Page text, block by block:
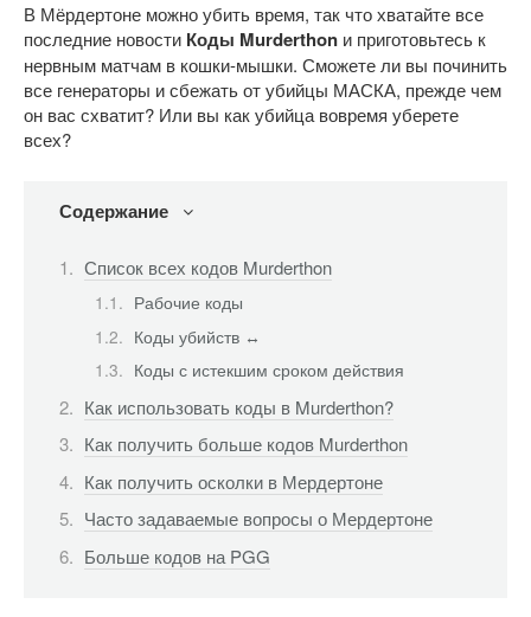
В Мёрдертоне можно убить время, так что хватайте все
последние новости Коды Murderthon и приготовьтесь к
нервным матчам в кошки-мышки. Сможете ли вы починить
все генераторы и сбежать от убийцы МАСКА, прежде чем
он вас схватит? Или вы как убийца вовремя уберете
всех?
Содержание
Список всех кодов Murderthon
Рабочие коды
Коды убийств ↔
Коды с истекшим сроком действия
Как использовать коды в Murderthon?
Как получить больше кодов Murderthon
Как получить осколки в Мердертоне
Часто задаваемые вопросы о Мердертоне
Больше кодов на PGG